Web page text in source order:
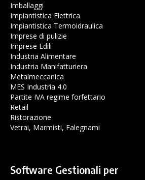
Imballaggi
Impiantistica Elettrica
Impiantistica Termoidraulica
Imprese di pulizie
Imprese Edili
Industria Alimentare
Industria Manifatturiera
Metalmeccanica
MES Industria 4.0
Partite IVA regime forfettario
Retail
Ristorazione
Vetrai, Marmisti, Falegnami
Software Gestionali per